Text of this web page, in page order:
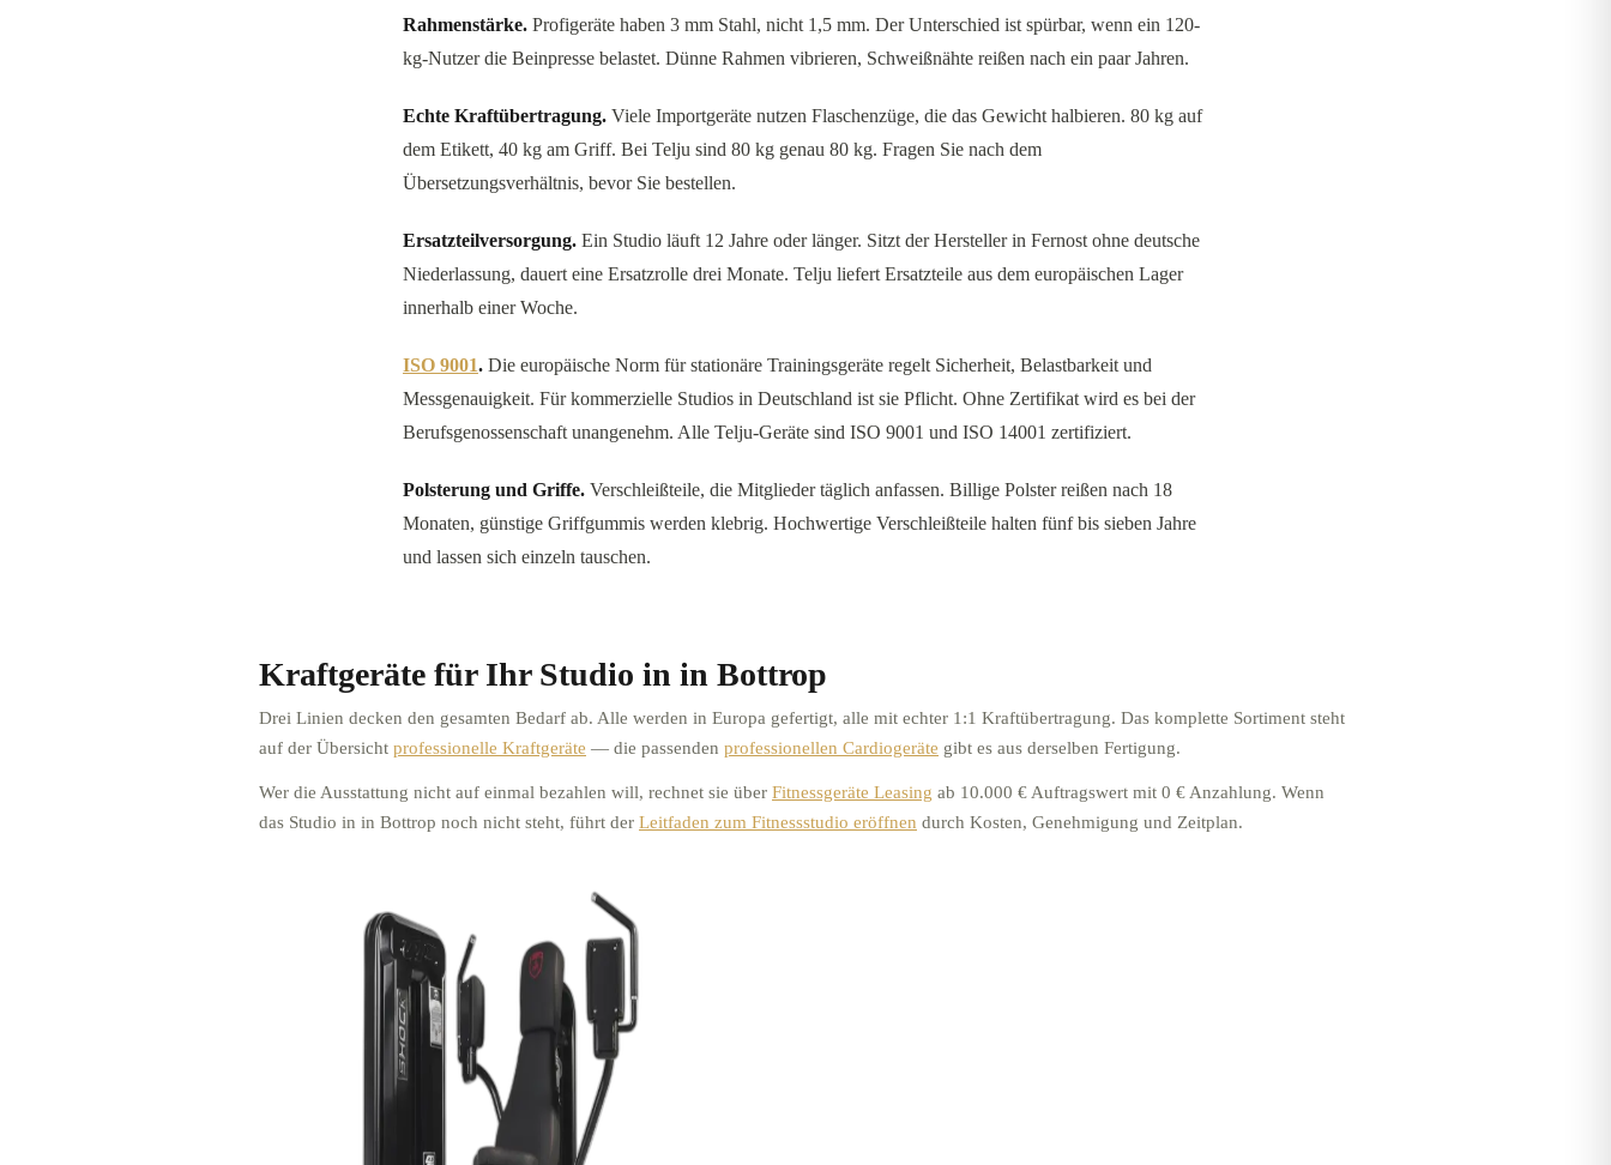
Rahmenstärke. Profigeräte haben 3 mm Stahl, nicht 1,5 mm. Der Unterschied ist spürbar, wenn ein 120-
kg-Nutzer die Beinpresse belastet. Dünne Rahmen vibrieren, Schweißnähte reißen nach ein paar Jahren.
Echte Kraftübertragung. Viele Importgeräte nutzen Flaschenzüge, die das Gewicht halbieren. 80 kg auf
dem Etikett, 40 kg am Griff. Bei Telju sind 80 kg genau 80 kg. Fragen Sie nach dem
Übersetzungsverhältnis, bevor Sie bestellen.
Ersatzteilversorgung. Ein Studio läuft 12 Jahre oder länger. Sitzt der Hersteller in Fernost ohne deutsche
Niederlassung, dauert eine Ersatzrolle drei Monate. Telju liefert Ersatzteile aus dem europäischen Lager
innerhalb einer Woche.
ISO 9001. Die europäische Norm für stationäre Trainingsgeräte regelt Sicherheit, Belastbarkeit und
Messgenauigkeit. Für kommerzielle Studios in Deutschland ist sie Pflicht. Ohne Zertifikat wird es bei der
Berufsgenossenschaft unangenehm. Alle Telju-Geräte sind ISO 9001 und ISO 14001 zertifiziert.
Polsterung und Griffe. Verschleißteile, die Mitglieder täglich anfassen. Billige Polster reißen nach 18
Monaten, günstige Griffgummis werden klebrig. Hochwertige Verschleißteile halten fünf bis sieben Jahre
und lassen sich einzeln tauschen.
Kraftgeräte für Ihr Studio in in Bottrop
Drei Linien decken den gesamten Bedarf ab. Alle werden in Europa gefertigt, alle mit echter 1:1 Kraftübertragung. Das komplette Sortiment steht
auf der Übersicht professionelle Kraftgeräte — die passenden professionellen Cardiogeräte gibt es aus derselben Fertigung.
Wer die Ausstattung nicht auf einmal bezahlen will, rechnet sie über Fitnessgeräte Leasing ab 10.000 € Auftragswert mit 0 € Anzahlung. Wenn
das Studio in in Bottrop noch nicht steht, führt der Leitfaden zum Fitnessstudio eröffnen durch Kosten, Genehmigung und Zeitplan.